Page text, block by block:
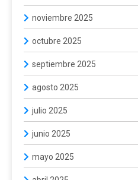
noviembre 2025
octubre 2025
septiembre 2025
agosto 2025
julio 2025
junio 2025
mayo 2025